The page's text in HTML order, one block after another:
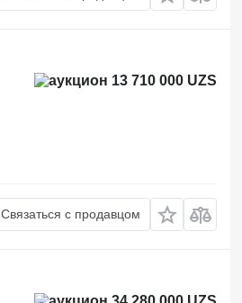
13 710 000 UZS
Связаться с продавцом